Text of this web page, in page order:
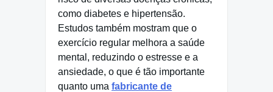
como diabetes e hipertensão.
Estudos também mostram que o
exercício regular melhora a saúde
mental, reduzindo o estresse e a
ansiedade, o que é tão importante
quanto uma fabricante de